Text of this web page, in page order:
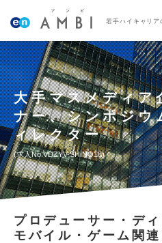
若手ハイキャリア
大手マスメディア
ナー、シンポジウ
ィレクター
求人No.VDZYV-SHINO18
プロデューサー・デ
モバイル・ゲーム関連